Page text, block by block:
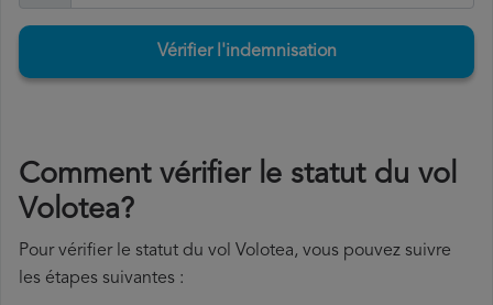
Vérifier l'indemnisation
Comment vérifier le statut du vol
Volotea?
Pour vérifier le statut du vol Volotea, vous pouvez suivre
les étapes suivantes :